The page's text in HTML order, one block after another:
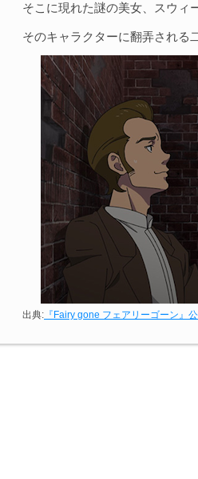
そこに現れた謎の美女、スウィ
そのキャラクターに翻弄される
出典: 『Fairy gone フェアリーゴーン』